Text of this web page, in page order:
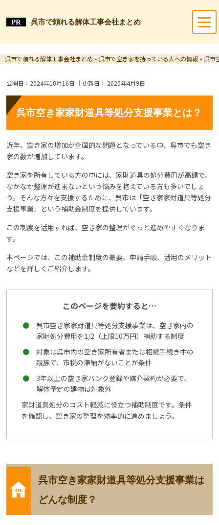
呉市で頼れる解体工事会社まとめ
呉市で頼れる解体工事会社まとめ » 呉市で空き家を持っている人への情報 » 呉市
公開日： 2024年10月16日 ｜更新日： 2025年4月9日
呉市空き家家財道具等処分支援事業とは？
近年、空き家の増加が全国的な問題となっている中、呉市でも空き
家の数が増加しています。
空き家を所有している方の中には、家財道具の処分費用が高額で、
なかなか整理が進まないという悩みを抱えている方も多いでしょ
う。そんな方々を支援するために、呉市は「空き家家財道具等処分
支援事業」という補助金制度を提供しています。
この制度を活用すれば、空き家の整理がぐっと進めやすくなりま
す。
本ページでは、この補助金制度の概要、申請手順、活用のメリット
などを詳しくご紹介します。
このページを要約すると…
呉市空き家家財道具等処分支援事業は、空き家内の
家財処分費用を1/2（上限10万円）補助する制度
対象は呉市内の空き家所有者または相続手続き中の
親族で、市税の滞納がないことが条件
3年以上の空き家バンク登録や媒介契約が必要で、
解体予定の建物は対象外
家財道具処分のコスト軽減に役立つ補助制度です。条件
を確認し、空き家の整理を効率的に進めましょう。
呉市空き家家財道具等処分支援事業は
どんな制度？